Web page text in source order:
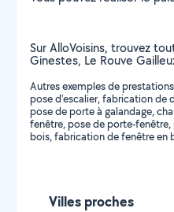
Sur AlloVoisins, trouvez
Ginestes, Le Rouve
Autres exemples de
pose d'escalier, fabrication de
pose de porte à galandage,
fenêtre, pose de porte-
bois, fabrication de fenêtre en
Villes proches